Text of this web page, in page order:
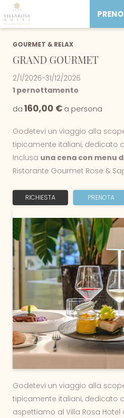
GOURMET & RELAX
GRAND GOURMET
2/1/2026-31/12/2026
1 pernottamento
da160,00 € a persona
Godetevi un viaggio alla
tipicamente italiani, dedicato
Inclusa una cena con menu
Ristorante Gourmet Rose &
RICHIESTA PRENOTA
Godetevi un viaggio alla
tipicamente italiani, dedicato
aspettiamo al Villa Rosa